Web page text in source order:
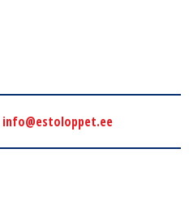
info@estoloppet.ee